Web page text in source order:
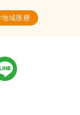
地域医療